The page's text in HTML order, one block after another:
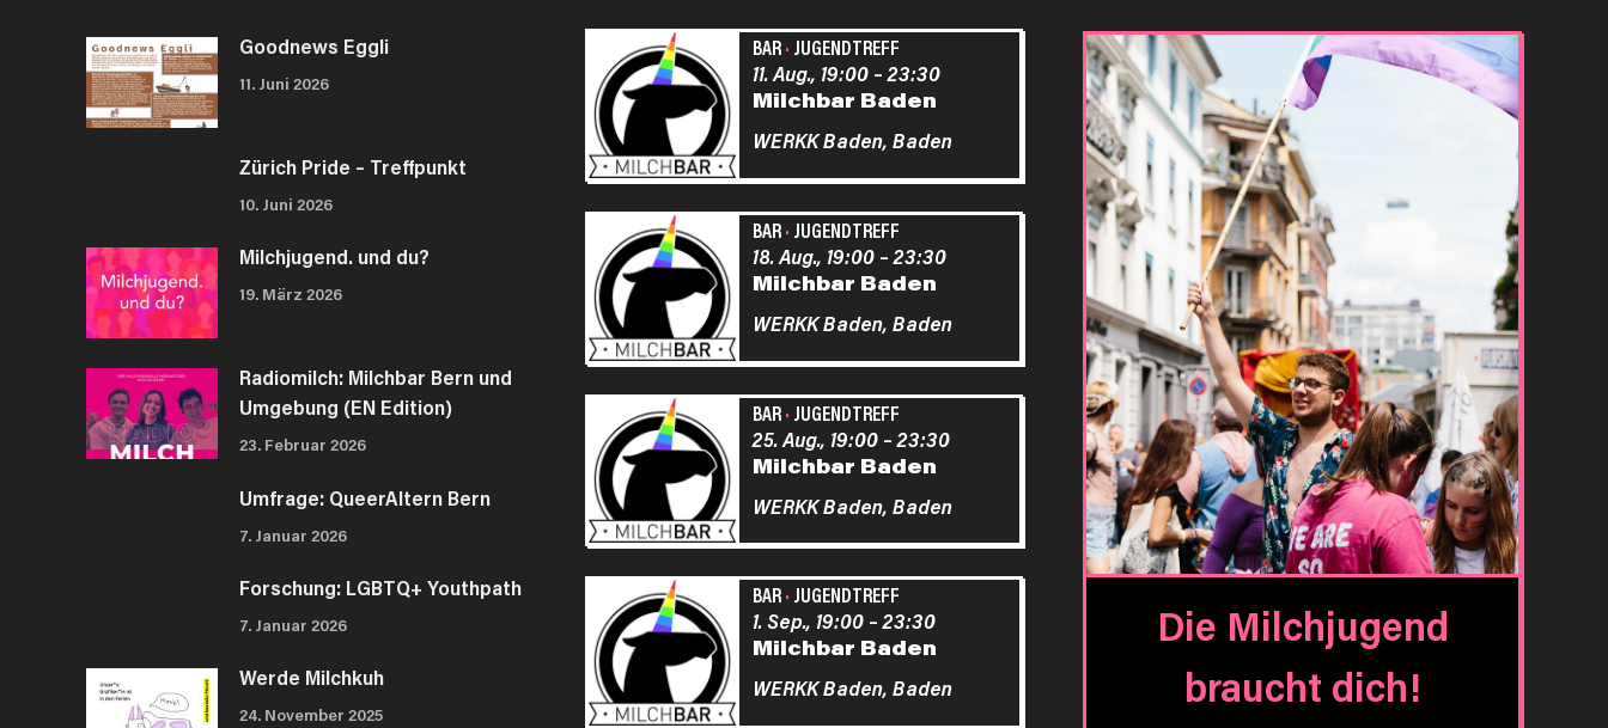
Goodnews Eggli
11. Juni 2026
Zürich Pride – Treffpunkt
10. Juni 2026
Milchjugend. und du?
19. März 2026
Radiomilch: Milchbar Bern und
Umgebung (EN Edition)
23. Februar 2026
Umfrage: QueerAltern Bern
7. Januar 2026
Forschung: LGBTQ+ Youthpath
7. Januar 2026
Werde Milchkuh
24. November 2025
BAR· JUGENDTREFF
Milchbar Baden
11. Aug., 19:00 –23:30
WERKK Baden,Baden
BAR· JUGENDTREFF
Milchbar Baden
18. Aug., 19:00 –23:30
WERKK Baden,Baden
BAR· JUGENDTREFF
Milchbar Baden
25. Aug., 19:00 –23:30
WERKK Baden,Baden
BAR· JUGENDTREFF
Milchbar Baden
1. Sep., 19:00 –23:30
WERKK Baden,Baden
Die Milchjugend
braucht dich!